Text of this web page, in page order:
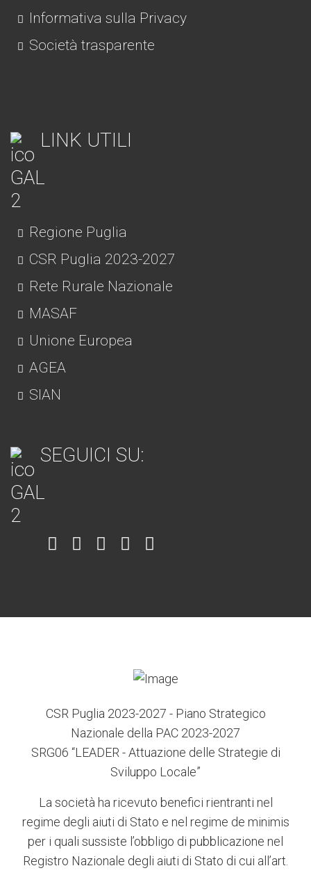
Informativa sulla Privacy
Società trasparente
LINK UTILI
Regione Puglia
CSR Puglia 2023-2027
Rete Rurale Nazionale
MASAF
Unione Europea
AGEA
SIAN
SEGUICI SU:
Item Item Item Item
CSR Puglia 2023-2027 - Piano Strategico
Nazionale della PAC 2023-2027
SRG06 “LEADER - Attuazione delle Strategie di
Sviluppo Locale”
La società ha ricevuto benefici rientranti nel
regime degli aiuti di Stato e nel regime de minimis
per i quali sussiste l’obbligo di pubblicazione nel
Registro Nazionale degli aiuti di Stato di cui all’art.